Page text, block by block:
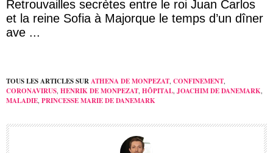
Retrouvailles secrètes entre le roi Juan Carlos
et la reine Sofia à Majorque le temps d’un dîner
ave ...
TOUS LES ARTICLES SURATHENA DE MONPEZAT CONFINEMENT
CORONAVIRUS HENRIK DE MONPEZAT HÔPITAL JOACHIM DE DANEMARK
MALADIE PRINCESSE MARIE DE DANEMARK